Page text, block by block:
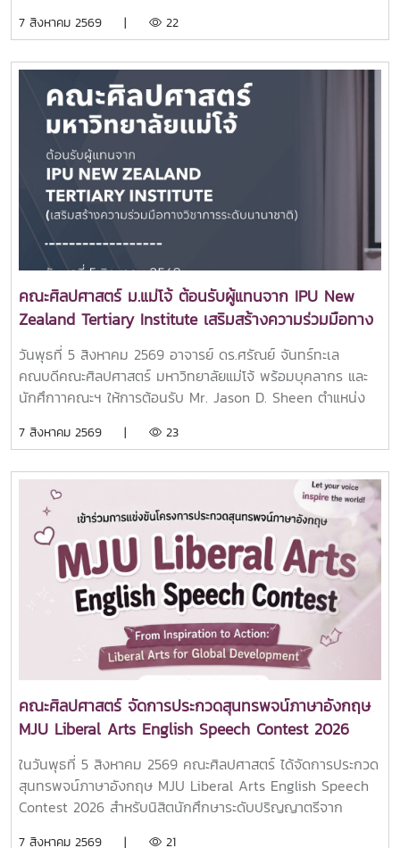
แสดงจากตัวแทนนักศึกษาชั้นปีที่ 1 ของแต่ละสาขาวิชา ท่ามกลาง
มหาวิทยาลัยแม่โจ้โอกาสนี้ได้รับเกียรติจาก อาจารย์ ดร.ศรัณย์
จันทร์ทะเล คณบดีคณะศิลปศาสตร์ เป็นประธานในพิธีเปิด
กิจกรรม พร้อมกล่าวต้อนรับและให้โอวาทแก่นักศึกษาใหม่ เพื่อ
สร้างขวัญกำลังใจในการเริ่มต้นชีวิตในรั้วมหาวิทยาลัย และส่ง
เสริมการมีส่วนร่วมในกิจกรรมของคณะกิจกรรมดังกล่าวสะท้อน
ถึงความมุ่งมั่นของคณะศิลปศาสตร์ในการส่งเสริมการพัฒนา
นักศึกษาให้มีทั้งความรู้ ความสามารถ ทักษะการทำงานร่วมกับผู้
อื่น และความภาคภูมิใจในการเป็นส่วนหนึ่งของครอบครัว
ศิลปศาสตร์ มหาวิทยาลัยแม่โจ้ ผ่านกิจกรรมสร้างสรรค์ที่ช่วย
เสริมสร้างความผูกพันระหว่างรุ่นพี่และรุ่นน้องอย่างอบอุ่นและ
ประทับใจ.ขอบคุณภาพบรรยากาศจากน้องๆ ทีมสโมสรนักศึกษา
ศิลปศาสตร์ แม่โจ้
7 สิงหาคม 2569 | 22
คณะศิลปศาสตร์ ม.แม่โจ้ ต้อนรับผู้แทนจาก IPU New
Zealand Tertiary Institute เสริมสร้างความร่วมมือทาง
วิชาการระดับนานาชาติ
วันพุธที่ 5 สิงหาคม 2569 อาจารย์ ดร.ศรัณย์ จันทร์ทะเล
คณบดีคณะศิลปศาสตร์ มหาวิทยาลัยแม่โจ้ พร้อมบุคลากร และ
นักศึกาาคณะฯ ให้การต้อนรับ Mr. Jason D. Sheen ตำแหน่ง
Institute ประเทศนิวซีแลนด์ ณ ห้อง 404 อาคารประเสริฐ ณ
Mr. Jason D. Sheen ได้ร่วมแลกเปลี่ยนและแนะนำข้อมูลด้านการ
ศึกษาที่ IPU New Zealand Tertiary Institute ให้กับนักศึกษา
คณะฯ พร้อมทั้งได้ร่วมการลงนามความร่วมมือ MOU กับทาง
มหาวิทยาลัยแม่โจ้ โดยคณะศิลปศาสตร์ร่วมเป็นพยานในการลง
นามครั้งนี้คณะศิลปศาสตร์ มหาวิทยาลัยแม่โจ้ มุ่งมั่นในการขยาย
เครือข่ายความร่วมมือกับสถาบันการศึกษาชั้นนำจากต่างประเทศ
เพื่อเปิดโอกาสให้นักศึกษาและบุคลากรได้พัฒนาศักยภาพด้าน
วิชาการ ภาษา และทักษะความเป็นพลเมืองโลก พร้อมยกระดับ
คุณภาพการศึกษาให้สอดคล้องกับบริบทสากลอย่างยั่งยืน
7 สิงหาคม 2569 | 23
คณะศิลปศาสตร์ จัดการประกวดสุนทรพจน์ภาษาอังกฤษ
MJU Liberal Arts English Speech Contest 2026
ในวันพุธที่ 5 สิงหาคม 2569 คณะศิลปศาสตร์ ได้จัดการประกวด
สุนทรพจน์ภาษาอังกฤษ MJU Liberal Arts English Speech
Contest 2026 สำหรับนิสิตนักศึกษาระดับปริญญาตรีจาก
7 สิงหาคม 2569 | 21